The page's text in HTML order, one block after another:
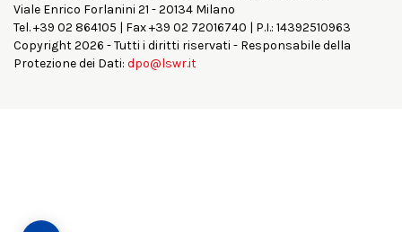
Viale Enrico Forlanini 21 - 20134 Milano
Tel. +39 02 864105 | Fax +39 02 72016740 | P.I.: 14392510963
Copyright 2026 - Tutti i diritti riservati - Responsabile della
Protezione dei Dati: dpo@lswr.it